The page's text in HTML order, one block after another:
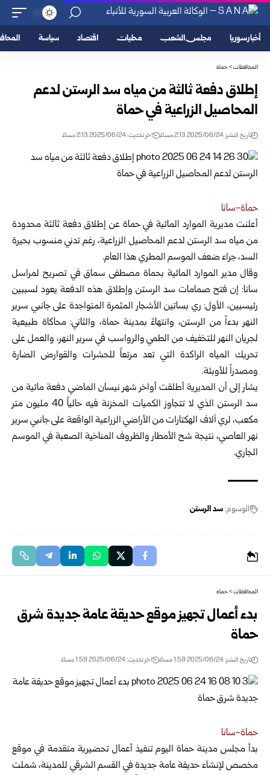
أخبار سوريا مجلس الشعب محليات اقتصاد سياسة
المحافظات>حماة
إطلاق دفعة ثالثة من مياه سد الرستن لدعم
المحاصيل الزراعية في حماة
تاريخ النشر: 2025/06/24 2:13 مساءً اخر تحديث: 2025/06/24 2:13 مساءً
حماة-سانا
أعلنت مديرية الموارد المائية في حماة عن إطلاق دفعة ثالثة محدودة
من مياه سد الرستن لدعم المحاصيل الزراعية، رغم تدني منسوب بحيرة
السد، جراء ضعف الموسم المطري هذا العام.
وقال مدير الموارد المائية بحماة مصطفى سماق في تصريح لمراسل
سانا: إن فتح صمامات سد الرستن وإطلاق هذه الدفعة يعود لسببين
رئيسيين، الأول: ري بساتين الأشجار المثمرة المتواجدة على جانبي سرير
النهر بدءاً من الرستن، وانتهاءً بمدينة حماة، والثاني: محاكاة طبيعية
لجريان النهر للتخفيف من الطمي والرواسب في سرير النهر، والعمل على
تحريك المياه الراكدة التي تعد مرتعاً للحشرات والقوارض الضارة
ومصدراً للأوبئة.
يشار إلى أن المديرية أطلقت أواخر شهر نيسان الماضي دفعة مائية من
سد الرستن الذي لا تتجاوز الكميات المخزنة فيه حالياً 40 مليون متر
مكعب، لري آلاف الهكتارات من الأراضي الزراعية الواقعة على جانبي سرير
نهر العاصي، نتيجة شح الأمطار والظروف المناخية الصعبة في الموسم
الجاري.
الوسوم:سد الرستن
المحافظات>حماة
بدء أعمال تجهيز موقع حديقة عامة جديدة شرق
حماة
تاريخ النشر: 2025/06/24 1:59 مساءً اخر تحديث: 2025/06/24 1:59 مساءً
حماة-سانا
بدأ مجلس مدينة حماة اليوم تنفيذ أعمال تحضيرية متقدمة في موقع
مخصص لإنشاء حديقة عامة جديدة في القسم الشرقي للمدينة، شملت